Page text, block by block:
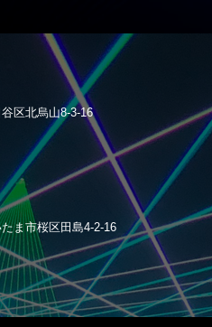
区北烏山8-3-16
ま市桜区田島4-2-16